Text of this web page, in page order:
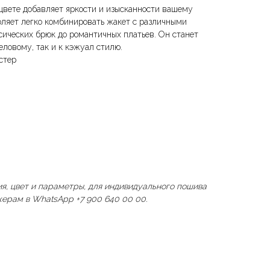
добавляет яркости и изысканности вашему
легко комбинировать жакет с различными
брюк до романтичных платьев. Он станет
так и к кэжуал стилю.
цвет и параметры, для индивидуального пошива
в WhatsApp +7 900 640 00 00.